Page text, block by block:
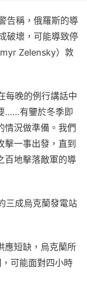
告稱，俄羅斯的導
破壞，可能導致停
Zelensky）敦
每晚的例行講話中
……有鑒於冬季即
情況做準備。我們
一事出發，直到
百地擊落敵軍的導
三成烏克蘭發電站
應短缺，烏克蘭所
可能面對四小時